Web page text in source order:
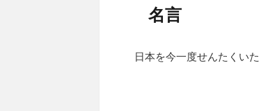
名言
日本を今一度せんたくい